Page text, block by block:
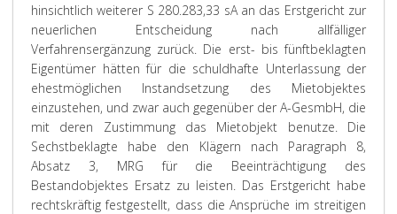
hinsichtlich weiterer S 280.283,33 sA an das Erstgericht zur
neuerlichen Entscheidung nach allfälliger
Verfahrensergänzung zurück. Die erst- bis fünftbeklagten
Eigentümer hätten für die schuldhafte Unterlassung der
ehestmöglichen Instandsetzung des Mietobjektes
einzustehen, und zwar auch gegenüber der A-GesmbH, die
mit deren Zustimmung das Mietobjekt benutze. Die
Sechstbeklagte habe den Klägern nach Paragraph 8,
Absatz 3, MRG für die Beeinträchtigung des
Bestandobjektes Ersatz zu leisten. Das Erstgericht habe
rechtskräftig festgestellt, dass die Ansprüche im streitigen